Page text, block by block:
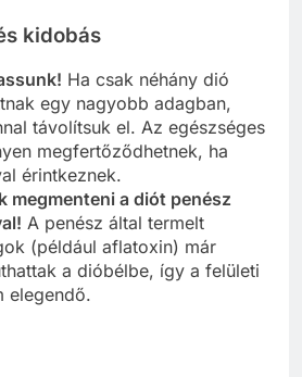
kidobás
Ha csak néhány dió
egy nagyobb adagban,
távolítsuk el. Az egészséges
megfertőződhetnek, ha
érintkeznek.
megmenteni a diót penész
A penész által termelt
(például aflatoxin) már
a dióbélbe, így a felületi
elegendő.